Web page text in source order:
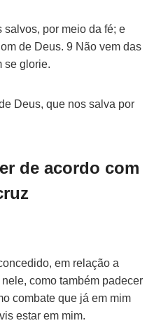
por meio da fé; e
de Deus. 9 Não vem das
se glorie.
Deus, que nos salva por
de acordo com
em relação a
como também padecer
combate que já em mim
estar em mim.